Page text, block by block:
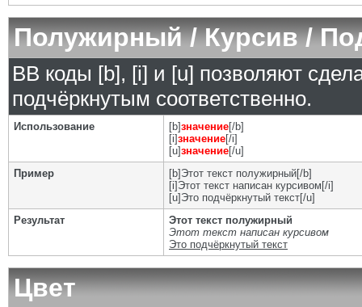
Полужирный / Курсив /
BB коды [b], [i] и [u] позволяют
подчёркнутым соответственно.
Использование [b]значение[/b]
[i]значение[/i]
[u]значение[/u]
Пример
[b]Этот текст полужирный[/b]
[i]Этот текст написан курсивом[/i]
[u]Это подчёркнутый текст[/u]
Результат
Этот текст полужирный
Этот текст написан курсивом
Это подчёркнутый текст
Цвет